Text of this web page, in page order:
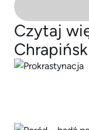
Czytaj